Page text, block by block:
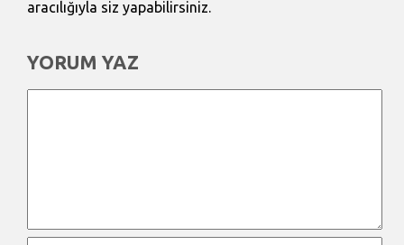
aracılığıyla siz yapabilirsiniz.
YORUM YAZ